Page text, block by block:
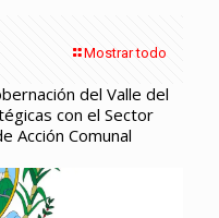
Mostrar todo
del Valle del
con el Sector
Acción Comunal